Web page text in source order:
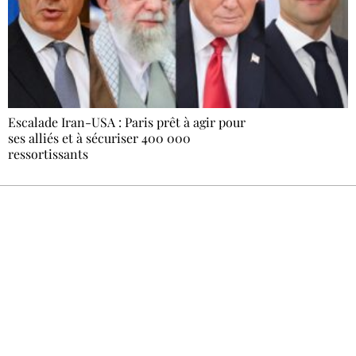
Escalade Iran-USA : Paris prêt à agir pour
ses alliés et à sécuriser 400 000
ressortissants